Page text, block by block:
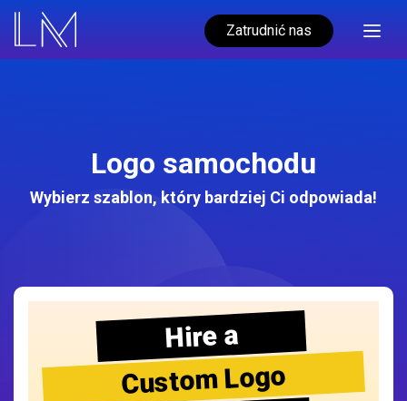
Zatrudnić nas
Logo samochodu
Wybierz szablon, który bardziej Ci odpowiada!
Hire a
Custom Logo